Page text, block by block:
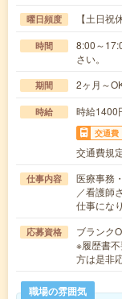
曜日頻度 【土日
時間
8:00～
さい。
期間 2ヶ月～
時給 時給1400
交通費
交通費規
仕事内容
医療事務
／看護師
仕事にな
応募資格
ブランク
※履歴書
方は是非
職場の雰囲気